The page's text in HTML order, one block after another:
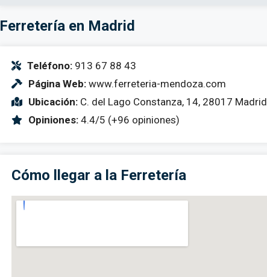
Ferretería en Madrid
Teléfono:913 67 88 43
Página Web:www.ferreteria-mendoza.com
Ubicación:C. del Lago Constanza, 14, 28017 Madrid
Opiniones:4.4/5 (+96 opiniones)
Cómo llegar a la Ferretería